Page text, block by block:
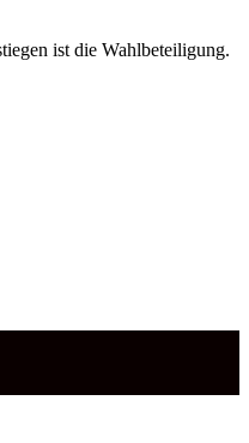
ist die Wahlbeteiligung.